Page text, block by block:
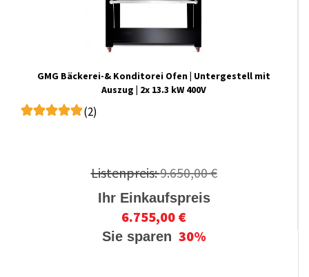
GMG Bäckerei-& Konditorei Ofen | Untergestell mit
Auszug | 2x 13.3 kW 400V
(2)
Listenpreis:9.650,00 €
Ihr Einkaufspreis
6.755,00 €
Sie sparen 30%